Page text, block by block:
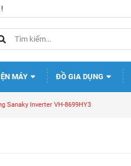
MÁY ĐỒ GIA DỤNG
Sanaky Inverter VH-8699HY3